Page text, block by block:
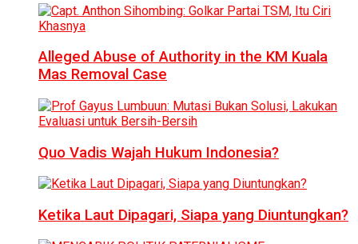
Alleged Abuse of Authority in the KM Kuala
Mas Removal Case
Quo Vadis Wajah Hukum Indonesia?
Ketika Laut Dipagari, Siapa yang Diuntungkan?